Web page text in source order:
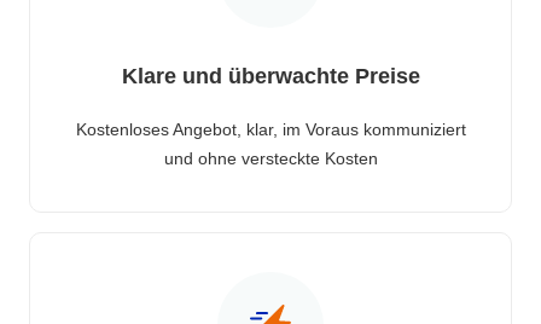
Klare und überwachte Preise
Kostenloses Angebot, klar, im Voraus kommuniziert
und ohne versteckte Kosten